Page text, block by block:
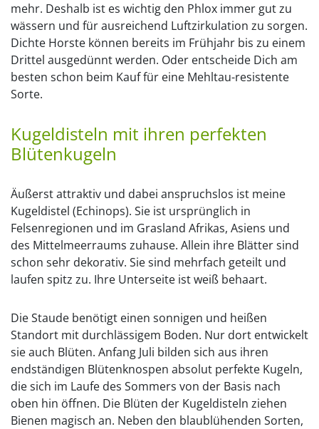
mehr. Deshalb ist es wichtig den Phlox immer gut zu
wässern und für ausreichend Luftzirkulation zu sorgen.
Dichte Horste können bereits im Frühjahr bis zu einem
Drittel ausgedünnt werden. Oder entscheide Dich am
besten schon beim Kauf für eine Mehltau-resistente
Sorte.
Kugeldisteln mit ihren perfekten
Blütenkugeln
Äußerst attraktiv und dabei anspruchslos ist meine
Kugeldistel (Echinops). Sie ist ursprünglich in
Felsenregionen und im Grasland Afrikas, Asiens und
des Mittelmeerraums zuhause. Allein ihre Blätter sind
schon sehr dekorativ. Sie sind mehrfach geteilt und
laufen spitz zu. Ihre Unterseite ist weiß behaart.
Die Staude benötigt einen sonnigen und heißen
Standort mit durchlässigem Boden. Nur dort entwickelt
sie auch Blüten. Anfang Juli bilden sich aus ihren
endständigen Blütenknospen absolut perfekte Kugeln,
die sich im Laufe des Sommers von der Basis nach
oben hin öffnen. Die Blüten der Kugeldisteln ziehen
Bienen magisch an. Neben den blaublühenden Sorten,